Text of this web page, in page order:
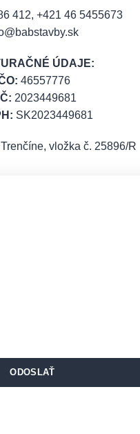
412, +421 46 5455673
ÚDAJE:
46557776
2023449681
SK2023449681
vložka č. 25896/R